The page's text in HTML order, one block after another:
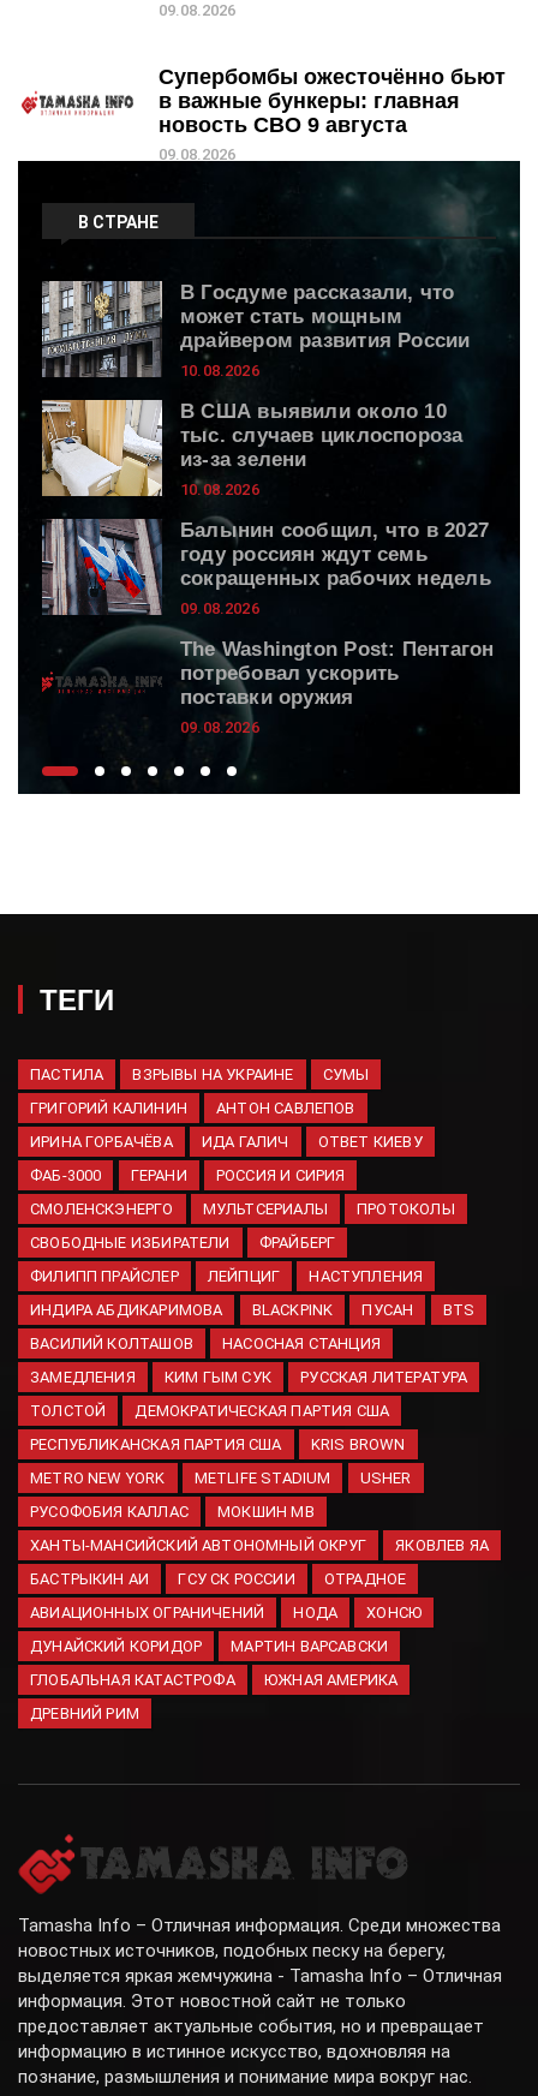
09.08.2026
Супербомбы ожесточённо бьют
в важные бункеры: главная
новость СВО 9 августа
09.08.2026
В СТРАНЕ
В Госдуме рассказали, что
может стать мощным
драйвером развития России
10.08.2026
В США выявили около 10
тыс. случаев циклоспороза
из-за зелени
10.08.2026
Балынин сообщил, что в 2027
году россиян ждут семь
сокращенных рабочих недель
09.08.2026
The Washington Post: Пентагон
потребовал ускорить
поставки оружия
09.08.2026
Daily Mail: Брата Кристофера
Нолана обвиняли в заказном
три сорта ремонтантной
в Татарстане в 2026 году
09.08.2026
«Все или ничего»: нотариус
раскрыл главные риски
вступления в наследство
09.08.2026
Ставки краткосрочных
вкладов в 20 крупных банках
РФ достигли максимума с
марта
08.08.2026
Зеленский заявил о
договоренности с США по
поставкам ракет для ПВО
08.08.2026
ТЕГИ
ПАСТИЛА ВЗРЫВЫ НА УКРАИНЕ
СУМЫ
ГРИГОРИЙ КАЛИНИН
АНТОН САВЛЕПОВ
ИРИНА ГОРБАЧЁВА
ИДА ГАЛИЧ
ОТВЕТ КИЕВУ
ФАБ-3000
ГЕРАНИ
РОССИЯ И СИРИЯ
СМОЛЕНСКЭНЕРГО
МУЛЬТСЕРИАЛЫ
ПРОТОКОЛЫ
СВОБОДНЫЕ ИЗБИРАТЕЛИ
ФРАЙБЕРГ
ФИЛИПП ПРАЙСЛЕР
ЛЕЙПЦИГ
НАСТУПЛЕНИЯ
ИНДИРА АБДИКАРИМОВА
BLACKPINK ПУСАН
BTS
ВАСИЛИЙ КОЛТАШОВ
НАСОСНАЯ СТАНЦИЯ
ЗАМЕДЛЕНИЯ
КИМ ГЫМ СУК
РУССКАЯ ЛИТЕРАТУРА
ТОЛСТОЙ
ДЕМОКРАТИЧЕСКАЯ ПАРТИЯ США
РЕСПУБЛИКАНСКАЯ ПАРТИЯ США
KRIS BROWN
METRO NEW YORK
METLIFE STADIUM
USHER
РУСОФОБИЯ КАЛЛАС
МОКШИН МВ
ХАНТЫ-МАНСИЙСКИЙ АВТОНОМНЫЙ ОКРУГ
ЯКОВЛЕВ ЯА
БАСТРЫКИН АИ
ГСУ СК РОССИИ
ОТРАДНОЕ
АВИАЦИОННЫХ ОГРАНИЧЕНИЙ
НОДА
ХОНСЮ
ДУНАЙСКИЙ КОРИДОР
МАРТИН ВАРСАВСКИ
ГЛОБАЛЬНАЯ КАТАСТРОФА
ЮЖНАЯ АМЕРИКА
ДРЕВНИЙ РИМ
Tamasha Info – Отличная информация. Среди множества
новостных источников, подобных песку на берегу,
выделяется яркая жемчужина - Tamasha Info – Отличная
информация. Этот новостной сайт не только
предоставляет актуальные события, но и превращает
информацию в истинное искусство, вдохновляя на
познание, размышления и понимание мира вокруг нас.